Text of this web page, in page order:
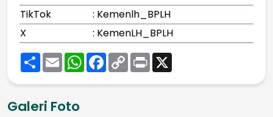
TikTok
: Kemenlh_BPLH
X
: KemenLH_BPLH
ShareEmailWhatsApp
Facebook
Copy
Link
Print
Galeri Foto